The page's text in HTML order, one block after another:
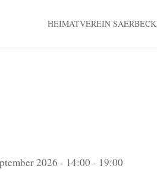
HEIMATVEREIN SAERBECK
2026 - 14:00 - 19:00